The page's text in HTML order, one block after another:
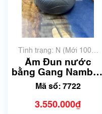
Tình trạng: N (Mới 100%
chưa qua sử dụng)
Ấm Đun nước
bằng Gang Nambu |
Dung tích 1.2L | Mã
Mã số: 7722
3.550.000₫